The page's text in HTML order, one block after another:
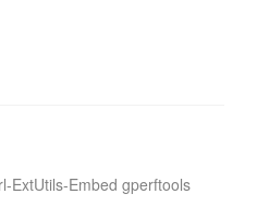
ExtUtils-Embed gperftools